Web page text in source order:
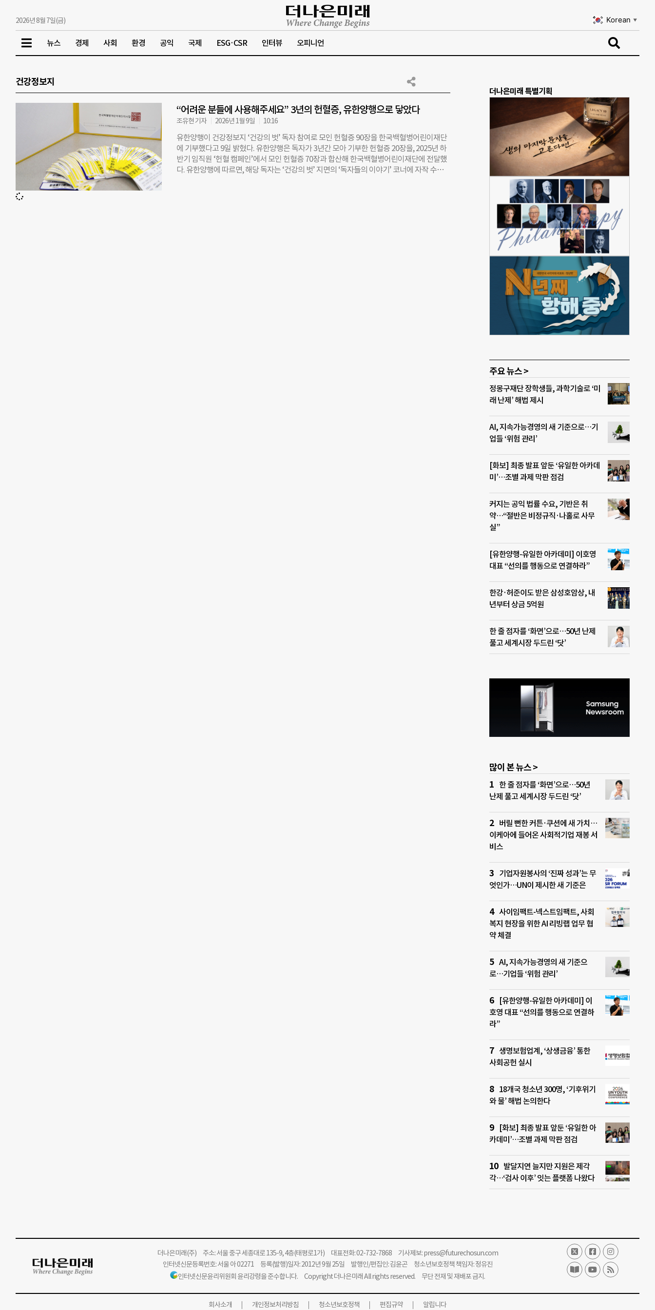
2026년 8월 7일(금) Korean ▼
뉴스 경제 사회 환경 공익 국제 ESG·CSR 인터뷰 오피니언
건강정보지
“어려운 분들에 사용해주세요” 3년의 헌혈증, 유한양행으로 닿았다
조유현 기자 2026년 1월 9일 10:16
유한양행이 건강정보지 ‘건강의 벗’ 독자 참여로 모인 헌혈증 90장을 한국백혈병어린이재단
에 기부했다고 9일 밝혔다. 유한양행은 독자가 3년간 모아 기부한 헌혈증 20장을, 2025년 하
반기 임직원 ‘헌혈 캠페인’에서 모인 헌혈증 70장과 합산해 한국백혈병어린이재단에 전달했
다. 유한양행에 따르면, 해당 독자는 ‘건강의 벗’ 지면의 ‘독자들의 이야기’ 코너에 자작 수필
더나은미래 특별기획
주요 뉴스 >
정몽구재단 장학생들, 과학기술로 ‘미
래 난제’ 해법 제시
AI, 지속가능경영의 새 기준으로…기
업들 ‘위험 관리’
[화보] 최종 발표 앞둔 ‘유일한 아카데
미’…조별 과제 막판 점검
커지는 공익 법률 수요, 기반은 취
약…“절반은 비정규직·나홀로 사무
실”
[유한양행-유일한 아카데미] 이호영
대표 “선의를 행동으로 연결하라”
한강·허준이도 받은 삼성호암상, 내
년부터 상금 5억원
한 줄 점자를 ‘화면’으로…50년 난제
풀고 세계시장 두드린 ‘닷’
많이 본 뉴스 >
한 줄 점자를 ‘화면’으로…50년
난제 풀고 세계시장 두드린 ‘닷’
버릴 뻔한 커튼·쿠션에 새 가치…
이케아에 들어온 사회적기업 재봉 서
비스
기업자원봉사의 ‘진짜 성과’는 무
엇인가…UN이 제시한 새 기준은
사이임팩트-넥스트임팩트, 사회
복지 현장을 위한 AI 리빙랩 업무 협
약 체결
AI, 지속가능경영의 새 기준으
로…기업들 ‘위험 관리’
[유한양행-유일한 아카데미] 이
호영 대표 “선의를 행동으로 연결하
라”
생명보험업계, ‘상생금융’ 통한
사회공헌 실시
18개국 청소년 300명, ‘기후위기
와 물’ 해법 논의한다
[화보] 최종 발표 앞둔 ‘유일한 아
카데미’…조별 과제 막판 점검
발달지연 늘지만 지원은 제각
각…‘검사 이후’ 잇는 플랫폼 나왔다
더나은미래(주)주소: 서울 중구 세종대로 135-9, 4층(태평로1가) 대표전화: 02-732-7868 기사제보:press@futurechosun.com
인터넷신문등록번호: 서울 아 02271 등록(발행)일자: 2012년 9월 25일 발행인/편집인: 김윤곤 청소년보호정책 책임자: 정유진
인터넷신문윤리위원회 윤리강령을 준수합니다. Copyright 더나은미래 All rights reserved. 무단 전재 및 재배포 금지.
회사소개 개인정보처리방침 청소년보호정책 편집규약 알립니다